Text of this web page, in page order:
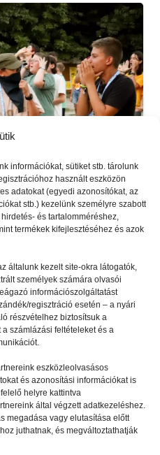
információkat, sütiket stb. tárolunk
használt eszközön
adatokat (egyedi azonosítókat, az
stb.) kezelünk személyre szabott
és tartalomméréshez,
termékek kifejlesztéséhez és azok
általunk kezelt site-okra látogatók,
személyek számára olvasói
információszolgáltatást
regisztráció esetén – a nyári
részvételhez biztosítsuk a
számlázási feltételeket és a
eszközleolvasásos
és azonosítási információkat is
helyre kattintva
által végzett adatkezeléshez.
megadása vagy elutasítása előtt
juthatnak, és megváltoztathatják